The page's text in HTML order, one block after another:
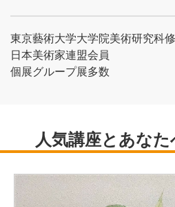
東京藝術大学大学院美術研究科
日本美術家連盟会員
個展グループ展多数